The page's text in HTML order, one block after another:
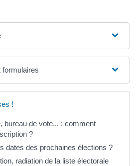
formulaires
!
bureau de vote... : comment
?
dates des prochaines élections ?
radiation de la liste électorale